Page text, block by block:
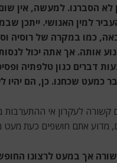
לא הסברנו. למעשה, אין
למין האנושי. ייתכן
כמו במקרה של רוסיה
אותה. אך אתה יכול
דברים כגון טלפתיה
כמעט שכחנו. כן, הם יהיו
לעקרון אי ההתערבות
מדוע אתם חושפים כעת מעט
אך במעט לרצונו